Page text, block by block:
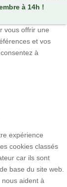
à 14h !
vous offrir une
et vos
à
expérience
cookies classés
car ils sont
base du site web.
aident à